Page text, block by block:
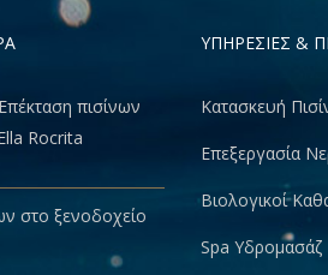
πισίνων
Rocrita
στο ξενοδοχείο
ΥΠΗΡΕΣΙΕΣ &
Κατασκευή
Επεξεργασία
Βιολογικοί
Spa Υδρομασάζ